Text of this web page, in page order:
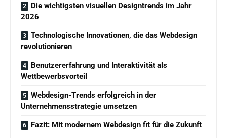
Die wichtigsten visuellen Designtrends im Jahr
2026
Technologische Innovationen, die das Webdesign
revolutionieren
Benutzererfahrung und Interaktivität als
Wettbewerbsvorteil
Webdesign-Trends erfolgreich in der
Unternehmensstrategie umsetzen
Fazit: Mit modernem Webdesign fit für die Zukunft